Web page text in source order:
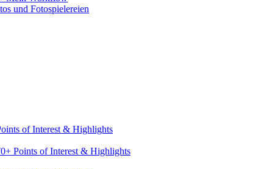
und Fotospielereien
of Interest & Highlights
Points of Interest & Highlights